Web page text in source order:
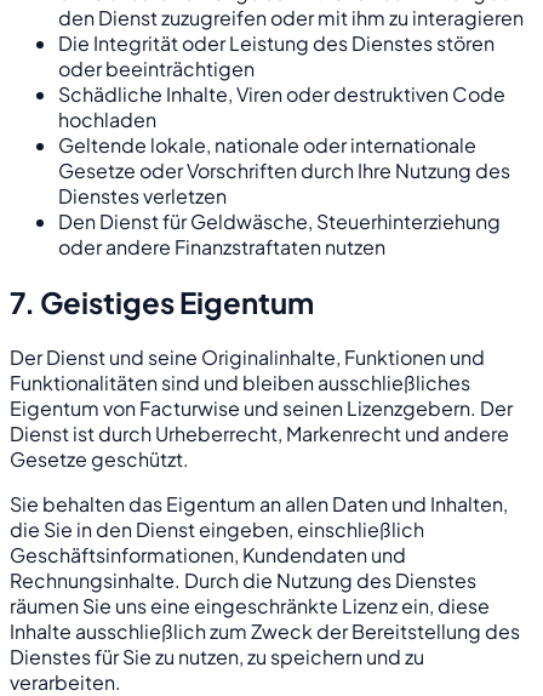
den Dienst zuzugreifen oder mit ihm zu interagieren
Die Integrität oder Leistung des Dienstes stören
oder beeinträchtigen
Schädliche Inhalte, Viren oder destruktiven Code
hochladen
Geltende lokale, nationale oder internationale
Gesetze oder Vorschriften durch Ihre Nutzung des
Dienstes verletzen
Den Dienst für Geldwäsche, Steuerhinterziehung
oder andere Finanzstraftaten nutzen
7. Geistiges Eigentum
Der Dienst und seine Originalinhalte, Funktionen und
Funktionalitäten sind und bleiben ausschließliches
Eigentum von Facturwise und seinen Lizenzgebern. Der
Dienst ist durch Urheberrecht, Markenrecht und andere
Gesetze geschützt.
Sie behalten das Eigentum an allen Daten und Inhalten,
die Sie in den Dienst eingeben, einschließlich
Geschäftsinformationen, Kundendaten und
Rechnungsinhalte. Durch die Nutzung des Dienstes
räumen Sie uns eine eingeschränkte Lizenz ein, diese
Inhalte ausschließlich zum Zweck der Bereitstellung des
Dienstes für Sie zu nutzen, zu speichern und zu
verarbeiten.